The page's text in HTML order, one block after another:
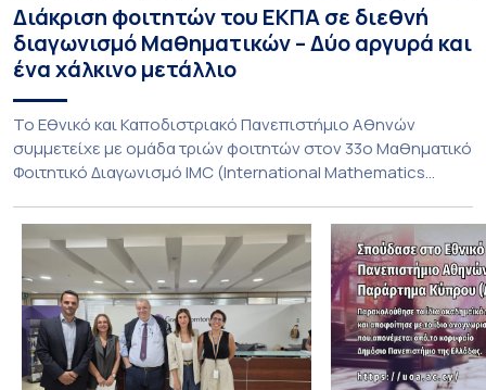
Διάκριση φοιτητών του ΕΚΠΑ σε διεθνή
διαγωνισμό Μαθηματικών – Δύο αργυρά και
ένα χάλκινο μετάλλιο
To Εθνικό και Καποδιστριακό Πανεπιστήμιο Αθηνών
συμμετείχε με ομάδα τριών φοιτητών στον 33ο Μαθηματικό
Φοιτητικό Διαγωνισμό IMC (International Mathematics
Ιουλίου στο Blagoevgrad της Βουλγαρίας. Σε αυτόν
συμμετείχαν 447 φοιτητές εκπροσωπώντας 135
πανεπιστήμια από 46 χώρες. Από την Ελλάδα, συμμετείχαν
επίσης το Εθνικό Μετσόβιο Πολυτεχνείο, το Αριστοτέλειο
Πανεπιστήμιο […]